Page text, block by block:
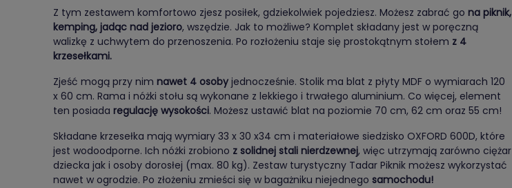
Z tym zestawem komfortowo zjesz posiłek, gdziekolwiek pojedziesz. Możesz zabrać go na piknik,
kemping, jadąc nad jezioro, wszędzie. Jak to możliwe? Komplet składany jest w poręczną
walizkę z uchwytem do przenoszenia. Po rozłożeniu staje się prostokątnym stołem z 4
krzesełkami.
Zjeść mogą przy nim nawet 4 osoby jednocześnie. Stolik ma blat z płyty MDF o wymiarach 120
x 60 cm. Rama i nóżki stołu są wykonane z lekkiego i trwałego aluminium. Co więcej, element
ten posiada regulację wysokości. Możesz ustawić blat na poziomie 70 cm, 62 cm oraz 55 cm!
Składane krzesełka mają wymiary 33 x 30 x34 cm i materiałowe siedzisko OXFORD 600D, które
jest wodoodporne. Ich nóżki zrobiono z solidnej stali nierdzewnej, więc utrzymają zarówno ciężar
dziecka jak i osoby dorosłej (max. 80 kg). Zestaw turystyczny Tadar Piknik możesz wykorzystać
nawet w ogrodzie. Po złożeniu zmieści się w bagażniku niejednego samochodu!